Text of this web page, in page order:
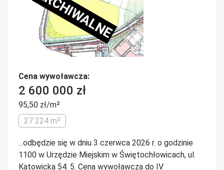
ARCHIWALNE
Cena wywoławcza:
2 600 000 zł
95,50 zł/m²
27 224 m²
...odbędzie się w dniu 3 czerwca 2026 r. o godzinie
1100 w Urzędzie Miejskim w Świętochłowicach, ul.
Katowicka 54. 5. Cena wywoławcza do IV